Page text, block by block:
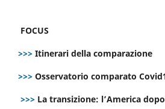
FOCUS
>>> Itinerari della comparazione
>>> Osservatorio comparato
>>> La transizione: l’America